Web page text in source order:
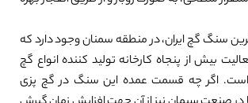
سنگ گچ ایران، در منطقه سمنان وجود دارد که
بیش از پنجاه کارخانه تولید کننده انواع گچ
است. اگر چه قسمت عمده این سنگ در گچ پزی